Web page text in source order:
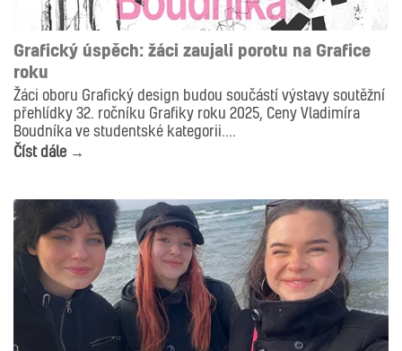
AKTUALITY GRAFIKA ILUSTRACE
Grafický úspěch: žáci zaujali porotu na Grafice
roku
Žáci oboru Grafický design budou součástí výstavy soutěžní
přehlídky 32. ročníku Grafiky roku 2025, Ceny Vladimíra
Boudníka ve studentské kategorii....
Číst dále →